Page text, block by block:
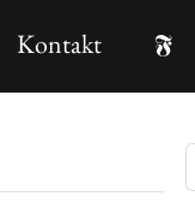
Kontakt